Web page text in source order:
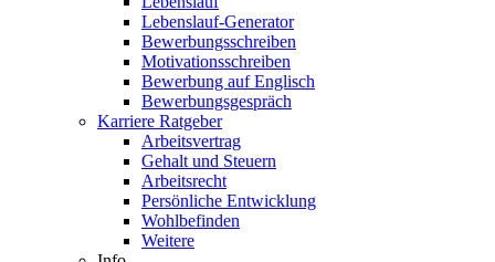
Lebenslauf-Generator
Bewerbungsschreiben
Motivationsschreiben
Bewerbung auf Englisch
Bewerbungsgespräch
Karriere Ratgeber
Arbeitsvertrag
Gehalt und Steuern
Arbeitsrecht
Persönliche Entwicklung
Wohlbefinden
Weitere